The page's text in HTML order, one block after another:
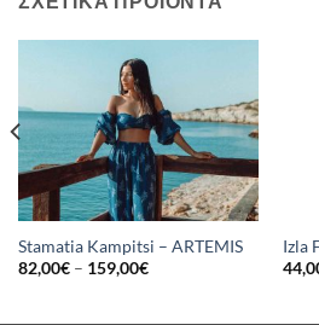
Stamatia Kampitsi – ARTEMIS
82,00€– 159,00€
Izla